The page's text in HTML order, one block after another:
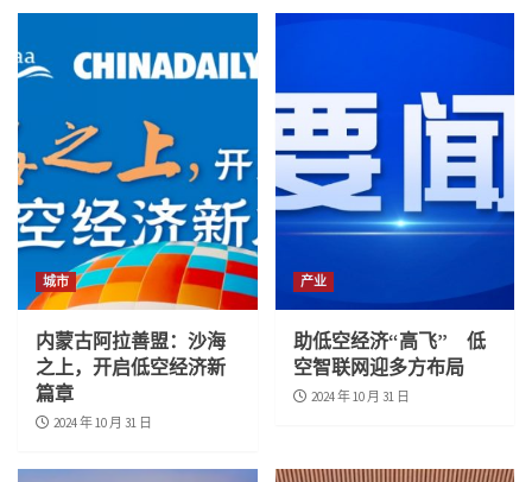
城市
内蒙古阿拉善盟：沙海
之上，开启低空经济新
篇章
2024 年 10 月 31 日
产业
助低空经济“高飞” 低
空智联网迎多方布局
2024 年 10 月 31 日